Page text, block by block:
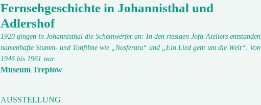
Fernsehgeschichte in Johannisthal und
Adlershof
1920 gingen in Johannisthal die Scheinwerfer an: In den riesigen Jofa-Ateliers entstanden
namenhafte Stumm- und Tonfilme wie „Nosferatu“ und „Ein Lied geht um die Welt“. Von
1946 bis 1961 war…
Museum Treptow
AUSSTELLUNG